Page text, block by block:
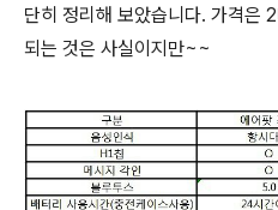
단히 정리해 보았습니다. 가격은
되는 것은 사실이지만~~